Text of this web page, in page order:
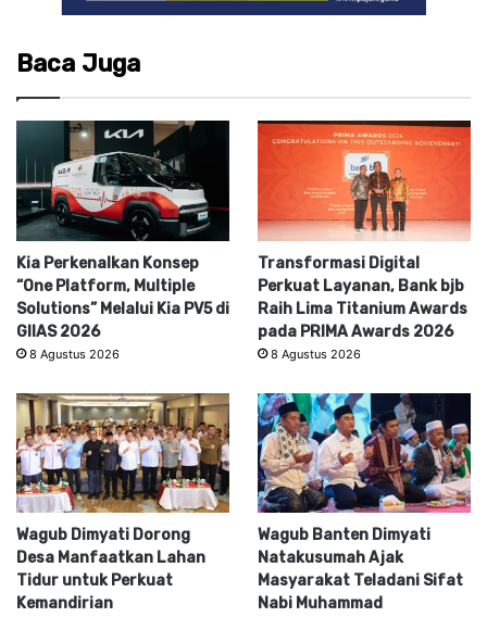
Baca Juga
Kia Perkenalkan Konsep
“One Platform, Multiple
Solutions” Melalui Kia PV5 di
GIIAS 2026
8 Agustus 2026
Transformasi Digital
Perkuat Layanan, Bank bjb
Raih Lima Titanium Awards
pada PRIMA Awards 2026
8 Agustus 2026
Wagub Dimyati Dorong
Desa Manfaatkan Lahan
Tidur untuk Perkuat
Kemandirian
Wagub Banten Dimyati
Natakusumah Ajak
Masyarakat Teladani Sifat
Nabi Muhammad